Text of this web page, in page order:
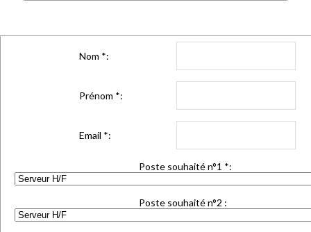
Nom *:
Prénom *:
Email *:
Poste souhaité n°1 *:
Poste souhaité n°2 :